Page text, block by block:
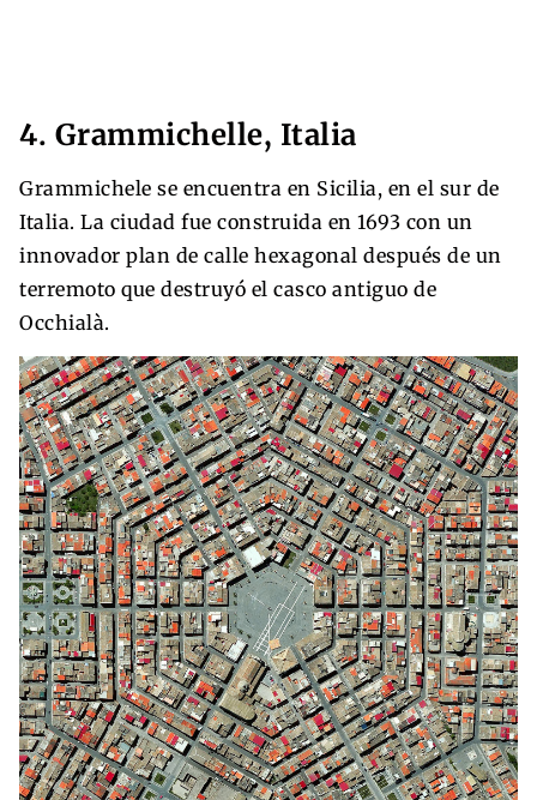
4. Grammichelle, Italia
Grammichele se encuentra en Sicilia, en el sur de
Italia. La ciudad fue construida en 1693 con un
innovador plan de calle hexagonal después de un
terremoto que destruyó el casco antiguo de
Occhialà.